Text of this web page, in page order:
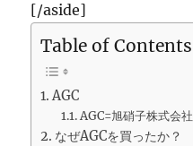
[/aside]
Table of Contents
AGC
AGC=旭硝子株式会社
なぜAGCを買ったか？